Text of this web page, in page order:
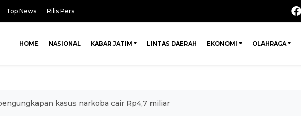
Top News Rilis Pers
HOME NASIONAL KABAR JATIM LINTAS DAERAH EKONOMI OLAHRAGA
kasus narkoba cair Rp4,7 miliar